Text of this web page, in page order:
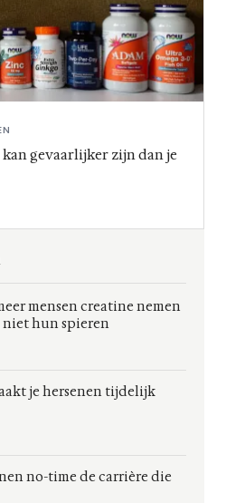
gevaarlijker zijn dan je
mensen creatine nemen
hun spieren
je hersenen tijdelijk
no-time de carrière die